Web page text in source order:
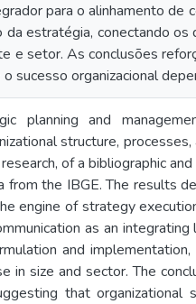
para o alinhamento
estratégia, conectando
e setor. As conclusões
sucesso organizacional
planning and
structure,
of a bibliographic
from the IBGE. The results
engine of strategy
as an
and
in size and sector. The
that